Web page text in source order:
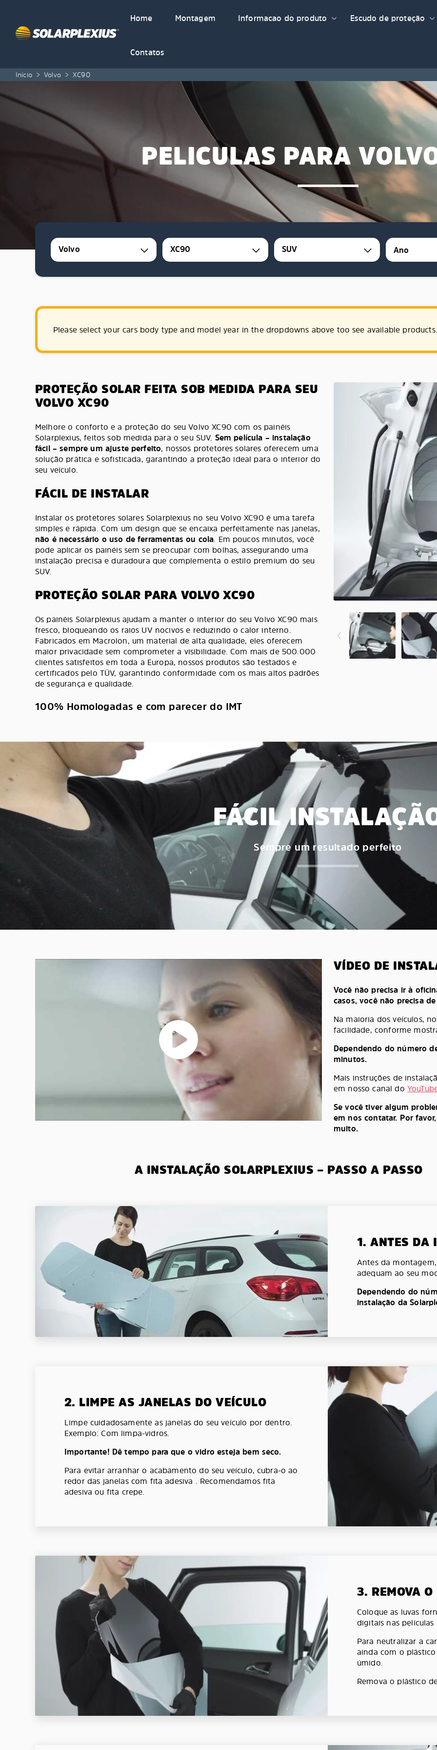
Home
Montagem Informacao do produto Escudo de proteção
Contatos
Início > Volvo > XC90
PELICULAS PARA
Volvo XC90 SUV
Please select your cars body type and model year in the dropdowns above too see available products.
PROTEÇÃO SOLAR FEITA SOB MEDIDA PARA SEU
VOLVO XC90
Melhore o conforto e a proteção do seu Volvo XC90 com os painéis
Solarplexius, feitos sob medida para o seu SUV. Sem película – instalação
fácil – sempre um ajuste perfeito, nossos protetores solares oferecem uma
solução prática e sofisticada, garantindo a proteção ideal para o interior do
seu veículo.
FÁCIL DE INSTALAR
Instalar os protetores solares Solarplexius no seu Volvo XC90 é uma tarefa
simples e rápida. Com um design que se encaixa perfeitamente nas janelas,
não é necessário o uso de ferramentas ou cola. Em poucos minutos, você
pode aplicar os painéis sem se preocupar com bolhas, assegurando uma
instalação precisa e duradoura que complementa o estilo premium do seu
SUV.
PROTEÇÃO SOLAR PARA VOLVO XC90
Os painéis Solarplexius ajudam a manter o interior do seu Volvo XC90 mais
fresco, bloqueando os raios UV nocivos e reduzindo o calor interno.
Fabricados em Macrolon, um material de alta qualidade, eles oferecem
maior privacidade sem comprometer a visibilidade. Com mais de 500.000
clientes satisfeitos em toda a Europa, nossos produtos são testados e
certificados pelo TÜV, garantindo conformidade com os mais altos padrões
de segurança e qualidade.
100% Homologadas e com parecer do IMT
FÁCIL
Sempre um resultado perfeito
VÍDEO DE
Você não precisa ir à
casos, você não precisa
Na maioria dos veículos,
facilidade, conforme
Dependendo do número
minutos.
Mais instruções de
em nosso canal do
Se você tiver algum
em nos contatar. Por
muito.
A INSTALAÇÃO SOLARPLEXIUS – PASSO A PASSO
1. ANTES DA
Antes da
adequam ao seu
Dependendo do
instalação da
2. LIMPE AS JANELAS DO VEÍCULO
Limpe cuidadosamente as janelas do seu veículo por dentro.
Exemplo: Com limpa-vidros.
Importante! Dê tempo para que o vidro esteja bem seco.
Para evitar arranhar o acabamento do seu veículo, cubra-o ao
redor das janelas com fita adesiva . Recomendamos fita
adesiva ou fita crepe.
3. REMOVA O
Coloque as luvas
digitais nas películas
Para neutralizar a
ainda com o
úmido.
Remova o plástico